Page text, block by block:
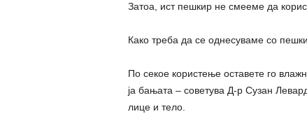
Затоа, ист пешкир не смееме да
Како треба да се однесуваме со
По секое користење оставете го
ја бањата – советува Д-р Сузан
лице и тело.